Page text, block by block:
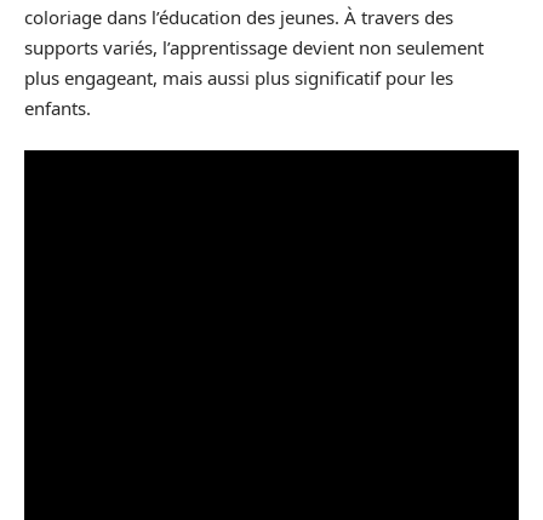
coloriage dans l’éducation des jeunes. À travers des
supports variés, l’apprentissage devient non seulement
plus engageant, mais aussi plus significatif pour les
enfants.